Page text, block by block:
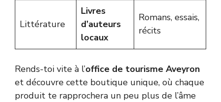
Littérature
Livres
d’auteurs
locaux
Romans, essais,
récits
Rends-toi vite à l’office de tourisme Aveyron
et découvre cette boutique unique, où chaque
produit te rapprochera un peu plus de l’âme